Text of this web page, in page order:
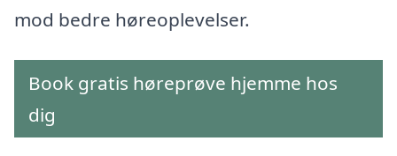
mod bedre høreoplevelser.
Book gratis høreprøve hjemme hos
dig